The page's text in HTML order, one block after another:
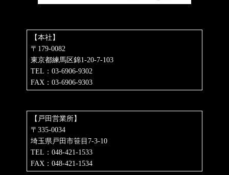
【本社】
〒179-0082
東京都練馬区錦1-20-7-103
TEL：03-6906-9302
FAX：03-6906-9303
【戸田営業所】
〒335-0034
埼玉県戸田市笹目7-3-10
TEL：048-421-1533
FAX：048-421-1534